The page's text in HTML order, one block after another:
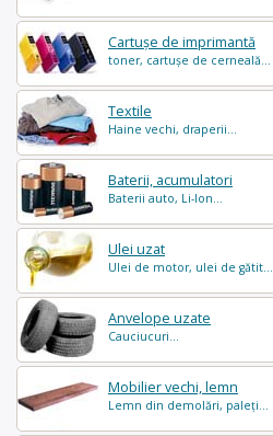
Cartușe de imprimantă
toner, cartușe de cerneală...
Textile
Haine vechi, draperii...
Baterii, acumulatori
Baterii auto, Li-Ion...
Ulei uzat
Ulei de motor, ulei de gătit...
Anvelope uzate
Cauciucuri...
Mobilier vechi, lemn
Lemn din demolări, paleți...